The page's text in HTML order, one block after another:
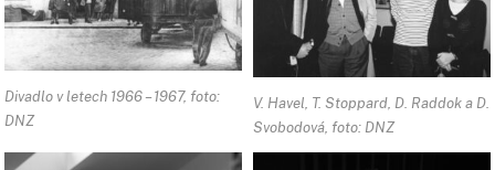
Divadlo v letech 1966 – 1967, foto:
DNZ
V. Havel, T. Stoppard, D. Raddok a D.
Svobodová, foto: DNZ